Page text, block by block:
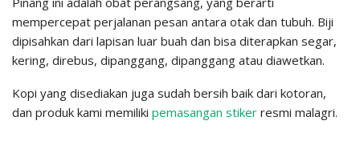
mempercepat perjalanan pesan antara otak dan tubuh. Biji
dipisahkan dari lapisan luar buah dan bisa diterapkan segar,
kering, direbus, dipanggang, dipanggang atau diawetkan.
Kopi yang disediakan juga sudah bersih baik dari kotoran,
dan produk kami memiliki pemasangan stiker resmi malagri.